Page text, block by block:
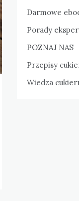
Darmowe
Porady
POZNAJ NAS
Przepisy
Wiedza